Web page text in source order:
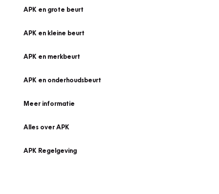
APK en grote beurt
APK en kleine beurt
APK en merkbeurt
APK en onderhoudsbeurt
Meer informatie
Alles over APK
APK Regelgeving